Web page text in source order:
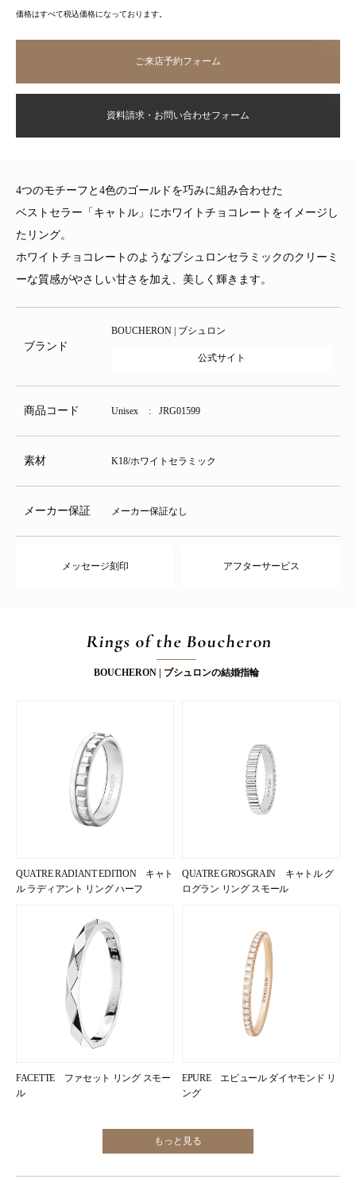
価格はすべて税込価格になっております。
ご来店予約フォーム
資料請求・お問い合わせフォーム
4つのモチーフと4色のゴールドを巧みに組み合わせた
ベストセラー「キャトル」にホワイトチョコレートをイメージし
たリング。
ホワイトチョコレートのようなブシュロンセラミックのクリーミ
ーな質感がやさしい甘さを加え、美しく輝きます。
ブランド
BOUCHERON | ブシュロン
公式サイト
商品コード Unisex JRG01599
素材 K18/ホワイトセラミック
メーカー保証 メーカー保証なし
メッセージ刻印 アフターサービス
Rings of the Boucheron
BOUCHERON | ブシュロンの結婚指輪
QUATRE RADIANT EDITION キャト
ル ラディアント リング ハーフ
QUATRE GROSGRAIN キャトル グ
ログラン リング スモール
FACETTE ファセット リング スモー
ル
EPURE エピュール ダイヤモンド リ
ング
もっと見る